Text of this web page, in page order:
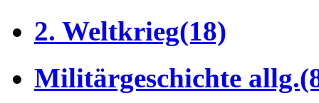
2. Weltkrieg(18)
Militärgeschichte allg.